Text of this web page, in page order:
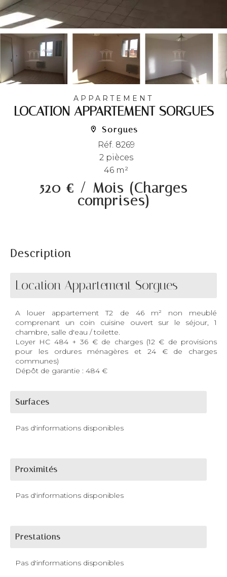
APPARTEMENT
LOCATION APPARTEMENT SORGUES
Sorgues
Réf. 8269
2 pièces
46 m²
520 € / Mois (Charges
comprises)
Description
Location Appartement Sorgues
A louer appartement T2 de 46 m² non meublé
comprenant un coin cuisine ouvert sur le séjour, 1
chambre, salle d'eau / toilette.
Loyer HC 484 + 36 € de charges (12 € de provisions
pour les ordures ménagères et 24 € de charges
communes)
Dépôt de garantie : 484 €
Surfaces
Pas d'informations disponibles
Proximités
Pas d'informations disponibles
Prestations
Pas d'informations disponibles